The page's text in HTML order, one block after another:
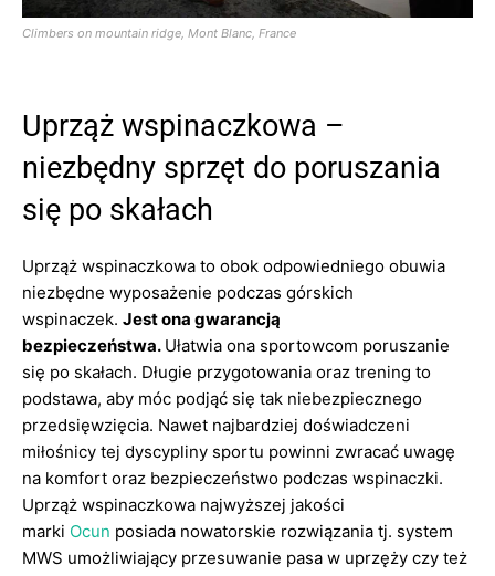
Climbers on mountain ridge, Mont Blanc, France
Uprząż wspinaczkowa –
niezbędny sprzęt do poruszania
się po skałach
Uprząż wspinaczkowa to obok odpowiedniego obuwia
niezbędne wyposażenie podczas górskich
wspinaczek. Jest ona gwarancją
bezpieczeństwa. Ułatwia ona sportowcom poruszanie
się po skałach. Długie przygotowania oraz trening to
podstawa, aby móc podjąć się tak niebezpiecznego
przedsięwzięcia. Nawet najbardziej doświadczeni
miłośnicy tej dyscypliny sportu powinni zwracać uwagę
na komfort oraz bezpieczeństwo podczas wspinaczki.
Uprząż wspinaczkowa najwyższej jakości
marki Ocun posiada nowatorskie rozwiązania tj. system
MWS umożliwiający przesuwanie pasa w uprzęży czy też